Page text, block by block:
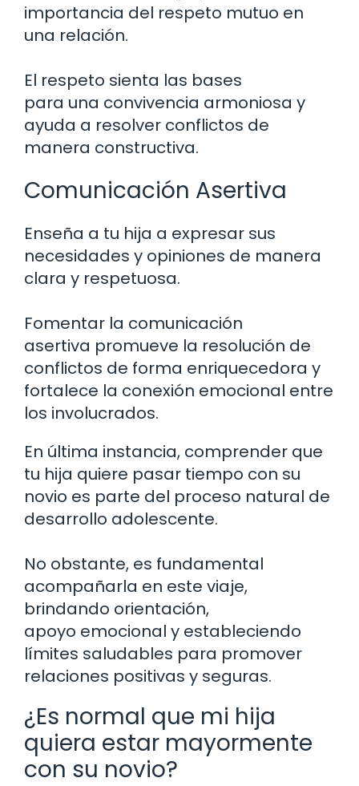
importancia del respeto mutuo en
una relación.
El respeto sienta las bases
para una convivencia armoniosa y
ayuda a resolver conflictos de
manera constructiva.
Comunicación Asertiva
Enseña a tu hija a expresar sus
necesidades y opiniones de manera
clara y respetuosa.
Fomentar la comunicación
asertiva promueve la resolución de
conflictos de forma enriquecedora y
fortalece la conexión emocional entre
los involucrados.
En última instancia, comprender que
tu hija quiere pasar tiempo con su
novio es parte del proceso natural de
desarrollo adolescente.
No obstante, es fundamental
acompañarla en este viaje,
brindando orientación,
apoyo emocional y estableciendo
límites saludables para promover
relaciones positivas y seguras.
¿Es normal que mi hija
quiera estar mayormente
con su novio?